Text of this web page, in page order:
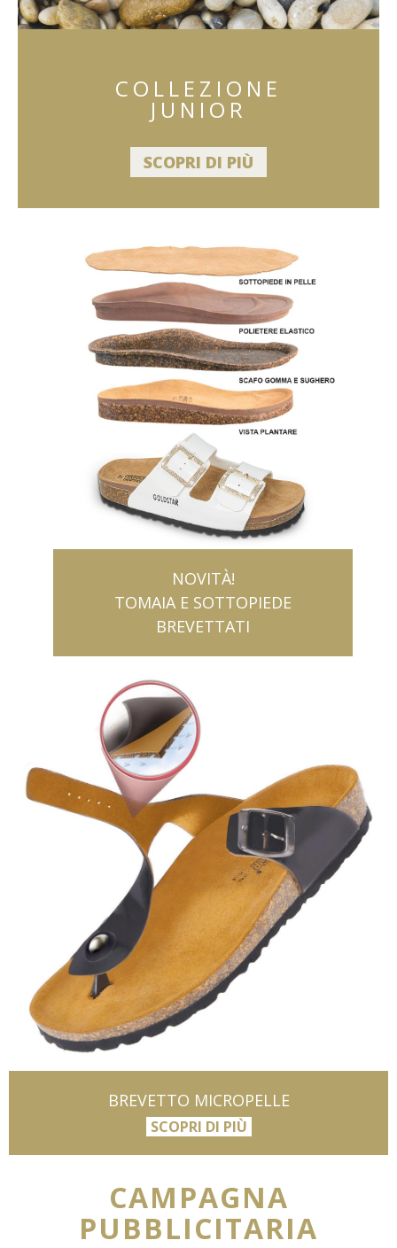
COLLEZIONE
JUNIOR
SCOPRI DI PIÙ
NOVITÀ!
TOMAIA E SOTTOPIEDE
BREVETTATI
BREVETTO MICROPELLE
SCOPRI DI PIÙ
CAMPAGNA
PUBBLICITARIA